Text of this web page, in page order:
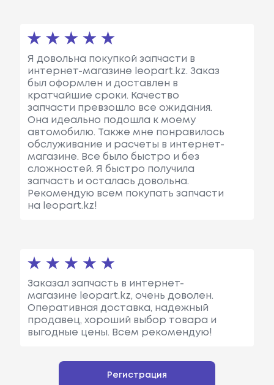
Я довольна покупкой запчасти в
интернет-магазине leopart.kz. Заказ
был оформлен и доставлен в
кратчайшие сроки. Качество
запчасти превзошло все ожидания.
Она идеально подошла к моему
автомобилю. Также мне понравилось
обслуживание и расчеты в интернет-
магазине. Все было быстро и без
сложностей. Я быстро получила
запчасть и осталась довольна.
Рекомендую всем покупать запчасти
на leopart.kz!
Заказал запчасть в интернет-
магазине leopart.kz, очень доволен.
Оперативная доставка, надежный
продавец, хороший выбор товара и
выгодные цены. Всем рекомендую!
Регистрация